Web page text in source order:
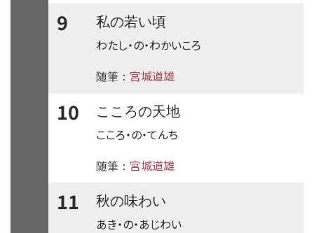
9
私の若い頃
わたし・の・わかいころ
随筆： 宮城道雄
10
こころの天地
こころ・の・てんち
随筆： 宮城道雄
11
秋の味わい
あき・の・あじわい